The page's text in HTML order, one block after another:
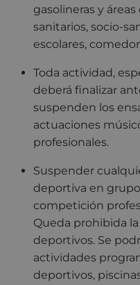
gasolineras y
sanitarios, socio-
escolares,
Toda actividad,
deberá finalizar
suspenden los
actuaciones
profesionales.
Suspender
deportiva en
competición
Queda prohibida
deportivos. Se
actividades
deportivos,